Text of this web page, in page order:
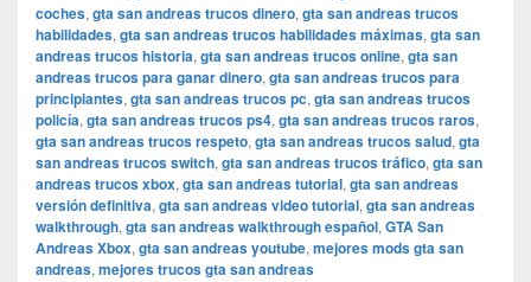
coches, gta san andreas trucos dinero, gta san andreas trucos
habilidades, gta san andreas trucos habilidades máximas, gta san
andreas trucos historia, gta san andreas trucos online, gta san
andreas trucos para ganar dinero, gta san andreas trucos para
principiantes, gta san andreas trucos pc, gta san andreas trucos
policía, gta san andreas trucos ps4, gta san andreas trucos raros,
gta san andreas trucos respeto, gta san andreas trucos salud, gta
san andreas trucos switch, gta san andreas trucos tráfico, gta san
andreas trucos xbox, gta san andreas tutorial, gta san andreas
versión definitiva, gta san andreas video tutorial, gta san andreas
walkthrough, gta san andreas walkthrough español, GTA San
Andreas Xbox, gta san andreas youtube, mejores mods gta san
andreas, mejores trucos gta san andreas